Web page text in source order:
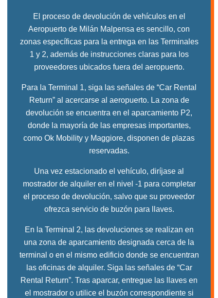
El proceso de devolución de vehículos en el
Aeropuerto de Milán Malpensa es sencillo, con
zonas específicas para la entrega en las Terminales
1 y 2, además de instrucciones claras para los
proveedores ubicados fuera del aeropuerto.
Para la Terminal 1, siga las señales de “Car Rental
Return” al acercarse al aeropuerto. La zona de
devolución se encuentra en el aparcamiento P2,
donde la mayoría de las empresas importantes,
como Ok Mobility y Maggiore, disponen de plazas
reservadas.
Una vez estacionado el vehículo, diríjase al
mostrador de alquiler en el nivel -1 para completar
el proceso de devolución, salvo que su proveedor
ofrezca servicio de buzón para llaves.
En la Terminal 2, las devoluciones se realizan en
una zona de aparcamiento designada cerca de la
terminal o en el mismo edificio donde se encuentran
las oficinas de alquiler. Siga las señales de “Car
Rental Return”. Tras aparcar, entregue las llaves en
el mostrador o utilice el buzón correspondiente si